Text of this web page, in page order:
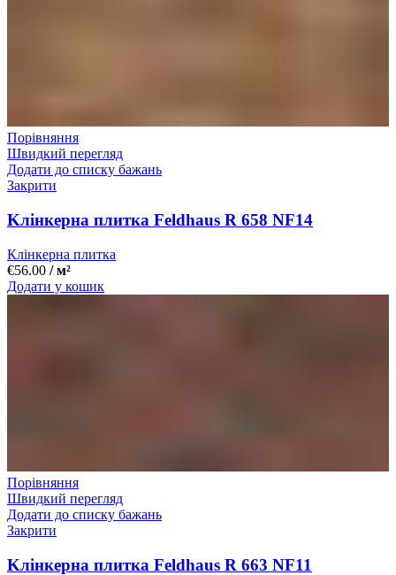
Порівняння
Швидкий перегляд
Додати до списку бажань
Закрити
Kлінкерна плитка Feldhaus R 658 NF14
Клінкерна плитка
€56.00 / м²
Додати у кошик
Порівняння
Швидкий перегляд
Додати до списку бажань
Закрити
Kлінкерна плитка Feldhaus R 663 NF11